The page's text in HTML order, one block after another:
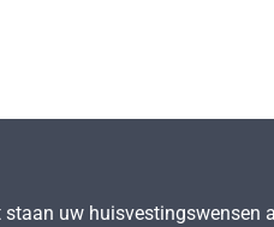
staan uw huisvestingswensen